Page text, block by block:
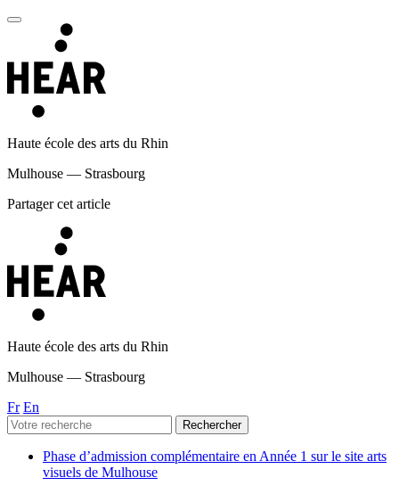
Haute école des arts du Rhin
Mulhouse — Strasbourg
Partager cet article
Haute école des arts du Rhin
Mulhouse — Strasbourg
Fr En
Phase d’admission complémentaire en Année 1 sur le site arts
visuels de Mulhouse